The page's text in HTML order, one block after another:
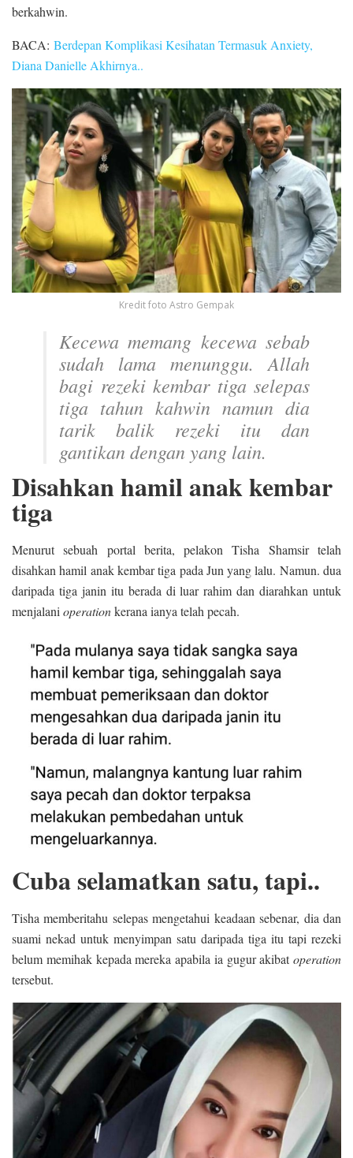
berkahwin.
BACA: Berdepan Komplikasi Kesihatan Termasuk Anxiety,
Diana Danielle Akhirnya..
Kredit foto Astro Gempak
Kecewa memang kecewa sebab
sudah lama menunggu. Allah
bagi rezeki kembar tiga selepas
tiga tahun kahwin namun dia
tarik balik rezeki itu dan
gantikan dengan yang lain.
Disahkan hamil anak kembar
tiga
Menurut sebuah portal berita, pelakon Tisha Shamsir telah
disahkan hamil anak kembar tiga pada Jun yang lalu. Namun. dua
daripada tiga janin itu berada di luar rahim dan diarahkan untuk
menjalanioperationkerana ianya telah pecah.
Cuba selamatkan satu, tapi..
Tisha memberitahu selepas mengetahui keadaan sebenar, dia dan
suami nekad untuk menyimpan satu daripada tiga itu tapi rezeki
belum memihak kepada mereka apabila ia gugur akibatoperation
tersebut.